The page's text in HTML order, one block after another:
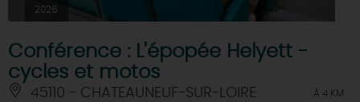
2026
Conférence : L'épopée Helyett -
cycles et motos
45110 - CHATEAUNEUF-SUR-LOIRE À 4 KM